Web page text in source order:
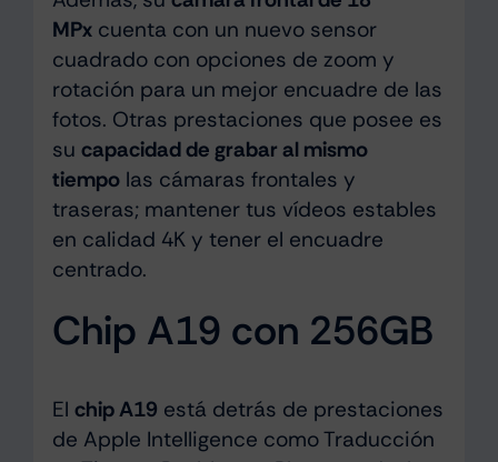
MPxcuenta con un nuevo sensor
cuadrado con opciones de zoom y
rotación para un mejor encuadre de las
fotos. Otras prestaciones que posee es
su capacidad de grabar al mismo
tiempolas cámaras frontales y
traseras; mantener tus vídeos estables
en calidad 4K y tener el encuadre
centrado.
Chip A19 con 256GB
El chip A19 está detrás de prestaciones
de Apple Intelligence como Traducción